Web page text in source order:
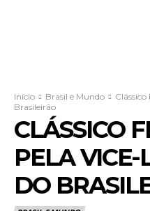
Início Brasil e Mundo
Brasileirão
CLÁSSICO
PELA
DO